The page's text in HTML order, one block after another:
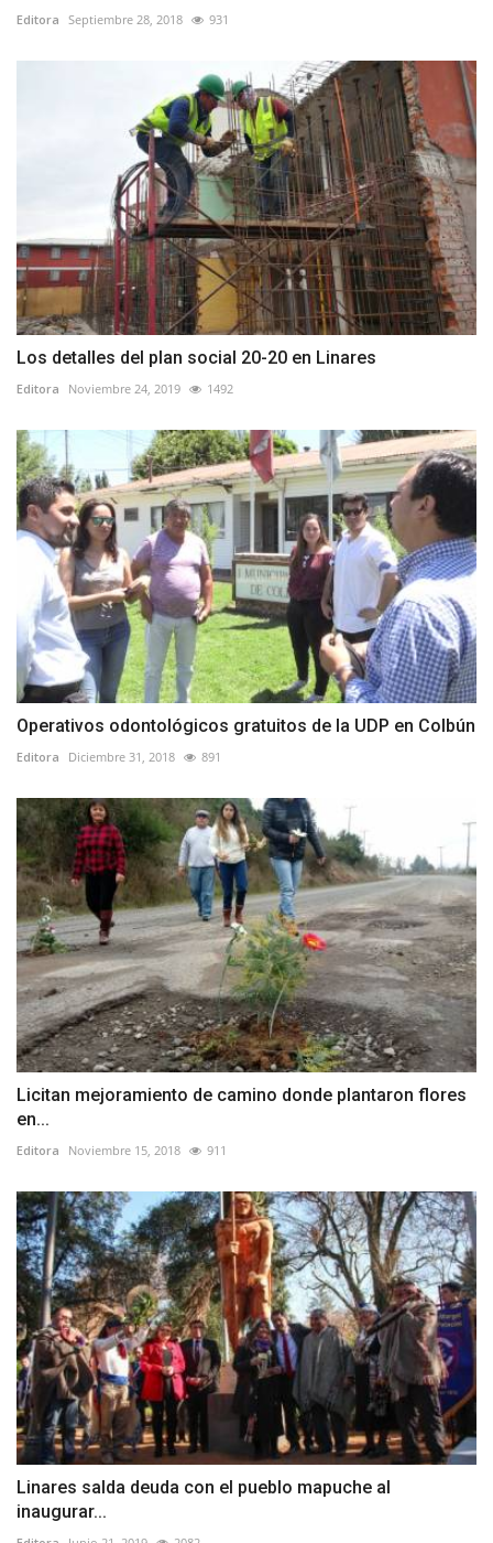
Editora Septiembre 28, 2018 931
Los detalles del plan social 20-20 en Linares
Editora Noviembre 24, 2019 1492
Operativos odontológicos gratuitos de la UDP en Colbún
Editora Diciembre 31, 2018 891
Licitan mejoramiento de camino donde plantaron flores
en...
Editora Noviembre 15, 2018 911
Linares salda deuda con el pueblo mapuche al
inaugurar...